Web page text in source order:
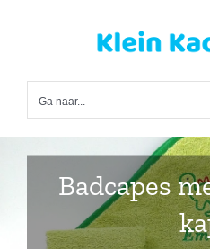
Ga naar...
Slabbetjes in